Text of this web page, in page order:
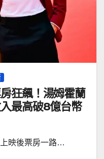
狂飆！湯姆霍蘭
最高破8億台幣
映後票房一路…